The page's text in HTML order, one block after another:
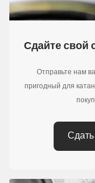
Сдайте свой
Отправьте нам
пригодный для
Сдать